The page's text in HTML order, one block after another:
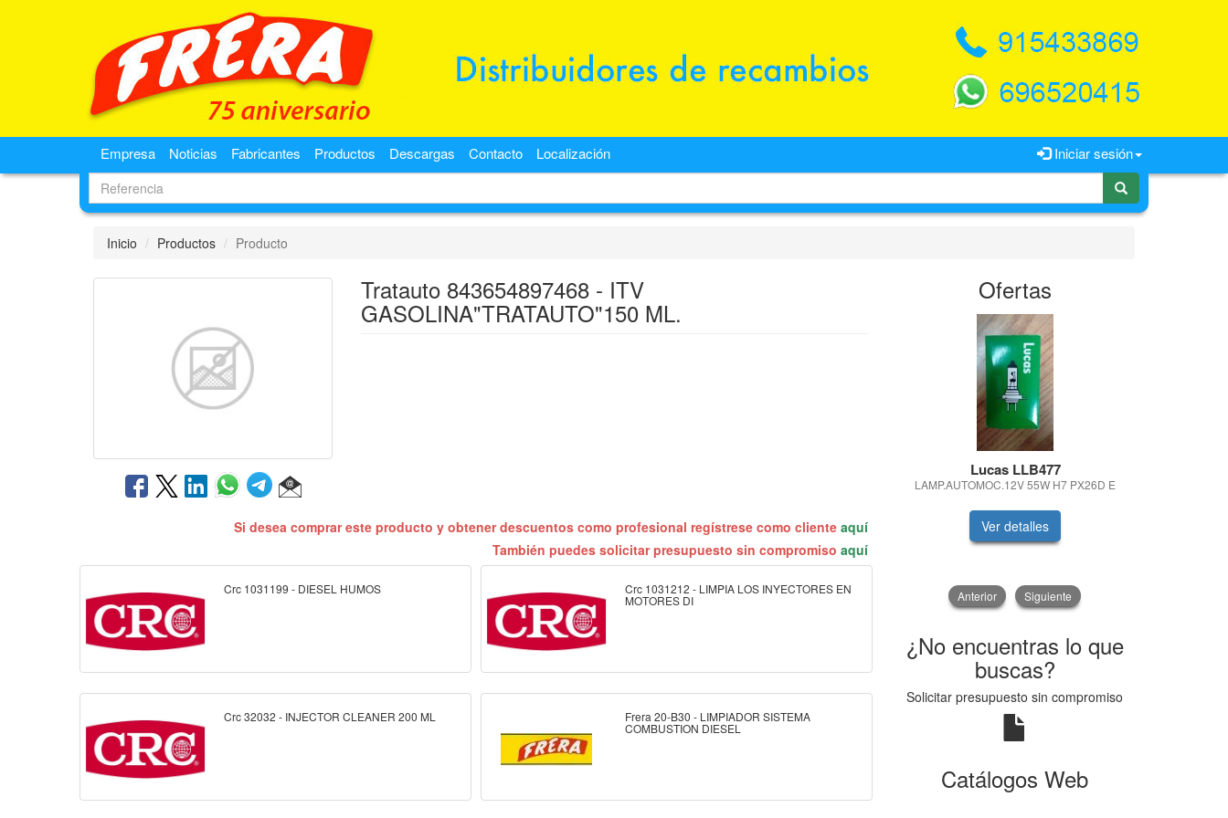
Iniciar sesión
Empresa Noticias Fabricantes Productos Descargas Contacto Localización
Inicio Productos Producto
Tratauto 843654897468 - ITV
GASOLINA"TRATAUTO"150 ML.
Si desea comprar este producto y obtener descuentos como profesional regístrese como cliente aquí
También puedes solicitar presupuesto sin compromiso aquí
Crc 1031199 - DIESEL HUMOS Crc 1031212 - LIMPIA LOS INYECTORES EN
MOTORES DI
Crc 32032 - INJECTOR CLEANER 200 ML Frera 20-B30 - LIMPIADOR SISTEMA
COMBUSTION DIESEL
Ofertas
Lucas LLB477
LAMP.AUTOMOC.12V 55W H7 PX26D E
Ver detalles
Anterior Siguiente
¿No encuentras lo que
buscas?
Solicitar presupuesto sin compromiso
Catálogos Web